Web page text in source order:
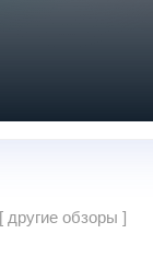
[ другие обзоры ]